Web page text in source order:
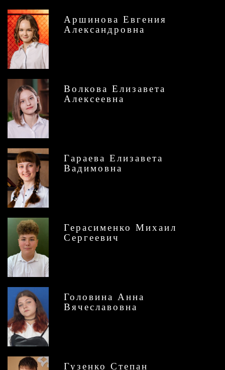
Аршинова Евгения
Александровна
Волкова Елизавета
Алексеевна
Гараева Елизавета
Вадимовна
Герасименко Михаил
Сергеевич
Головина Анна
Вячеславовна
Гузенко Степан